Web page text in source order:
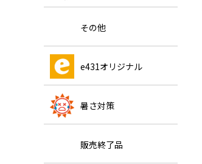
その他
e431オリジナル
暑さ対策
販売終了品